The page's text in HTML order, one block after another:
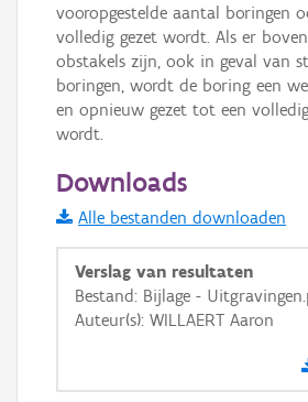
+ −
Basis Lagen
Ortho
GRB-Basiskaart
vooropgestelde aantal boringen
volledig gezet wordt. Als er
obstakels zijn, ook in geval van
boringen, wordt de boring een
en opnieuw gezet tot een
wordt.
Downloads
Alle bestanden downloaden
Verslag van resultaten
Bestand: Bijlage -
Auteur(s): WILLAERT Aaron